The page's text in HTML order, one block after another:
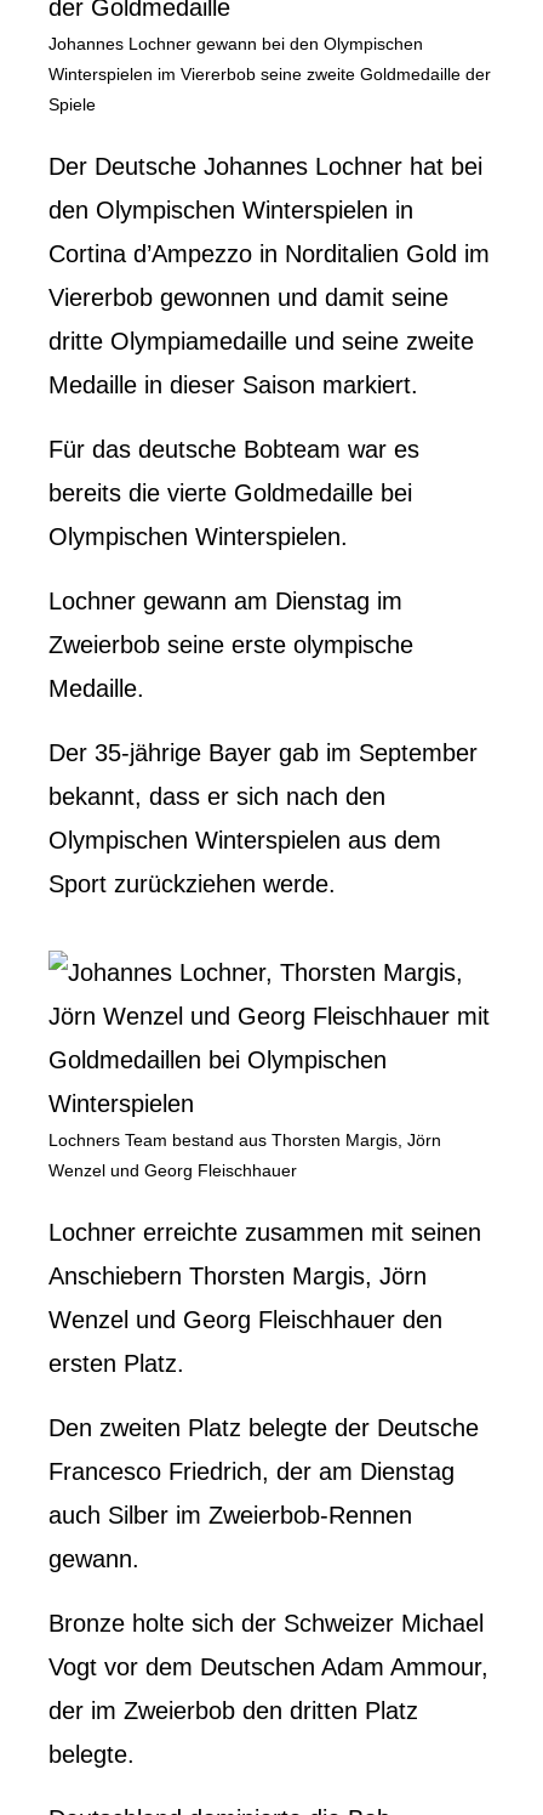
Johannes Lochner gewann bei den Olympischen
Winterspielen im Viererbob seine zweite Goldmedaille der
Spiele
Der Deutsche Johannes Lochner hat bei
den Olympischen Winterspielen in
Cortina d’Ampezzo in Norditalien Gold im
Viererbob gewonnen und damit seine
dritte Olympiamedaille und seine zweite
Medaille in dieser Saison markiert.
Für das deutsche Bobteam war es
bereits die vierte Goldmedaille bei
Olympischen Winterspielen.
Lochner gewann am Dienstag im
Zweierbob seine erste olympische
Medaille.
Der 35-jährige Bayer gab im September
bekannt, dass er sich nach den
Olympischen Winterspielen aus dem
Sport zurückziehen werde.
Lochners Team bestand aus Thorsten Margis, Jörn
Wenzel und Georg Fleischhauer
Lochner erreichte zusammen mit seinen
Anschiebern Thorsten Margis, Jörn
Wenzel und Georg Fleischhauer den
ersten Platz.
Den zweiten Platz belegte der Deutsche
Francesco Friedrich, der am Dienstag
auch Silber im Zweierbob-Rennen
gewann.
Bronze holte sich der Schweizer Michael
Vogt vor dem Deutschen Adam Ammour,
der im Zweierbob den dritten Platz
belegte.